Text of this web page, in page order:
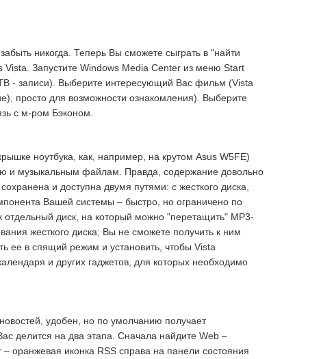
никогда. Теперь Вы сможете сыграть в "найти
Запустите Windows Media Center из меню Start
- записи). Выберите интересующий Вас фильм (Vista
просто для возможности ознакомления). Выберите
с м-ром Бэконом.
ноутбука, как, например, на крутом Asus W5FE)
и музыкальным файлам. Правда, содержание довольно
и доступна двумя путями: с жесткого диска,
Вашей системы – быстро, но ограничено по
диск, на который можно "перетащить" MP3-
жесткого диска; Вы не сможете получить к ним
ее в спящий режим и установить, чтобы Vista
и других гаджетов, для которых необходимо
удобен, но по умолчанию получает
делится на два этапа. Сначала найдите Web –
оранжевая иконка RSS справа на панели состояния